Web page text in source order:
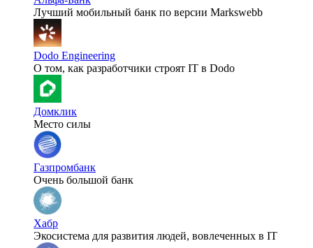
Лучший мобильный банк по версии Markswebb
Dodo Engineering
О том, как разработчики строят IT в Dodo
Домклик
Место силы
Газпромбанк
Очень большой банк
Хабр
Экосистема для развития людей, вовлеченных в IT